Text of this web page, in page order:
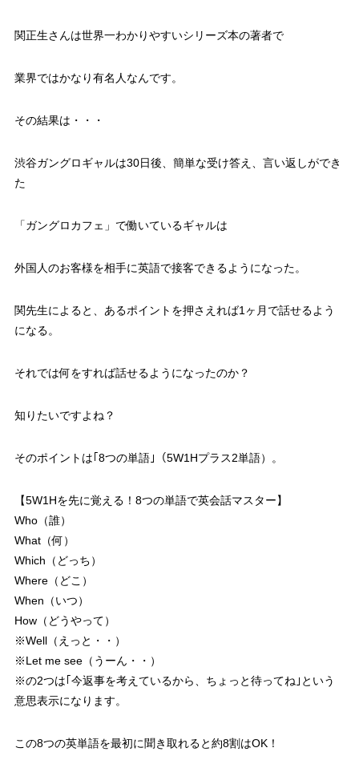
関正生さんは世界一わかりやすいシリーズ本の著者で
業界ではかなり有名人なんです。
その結果は・・・
渋谷ガングロギャルは30日後、簡単な受け答え、言い返しができ
た
「ガングロカフェ」で働いているギャルは
外国人のお客様を相手に英語で接客できるようになった。
関先生によると、あるポイントを押さえれば1ヶ月で話せるよう
になる。
それでは何をすれば話せるようになったのか？
知りたいですよね？
そのポイントは｢8つの単語｣（5W1Hプラス2単語） 。
【5W1Hを先に覚える！8つの単語で英会話マスター】
Who（誰）
What（何）
Which（どっち）
Where（どこ）
When（いつ）
How（どうやって）
※Well（えっと・・）
※Let me see（うーん・・）
※の2つは｢今返事を考えているから、ちょっと待ってね｣という
意思表示になります。
この8つの英単語を最初に聞き取れると約8割はOK！